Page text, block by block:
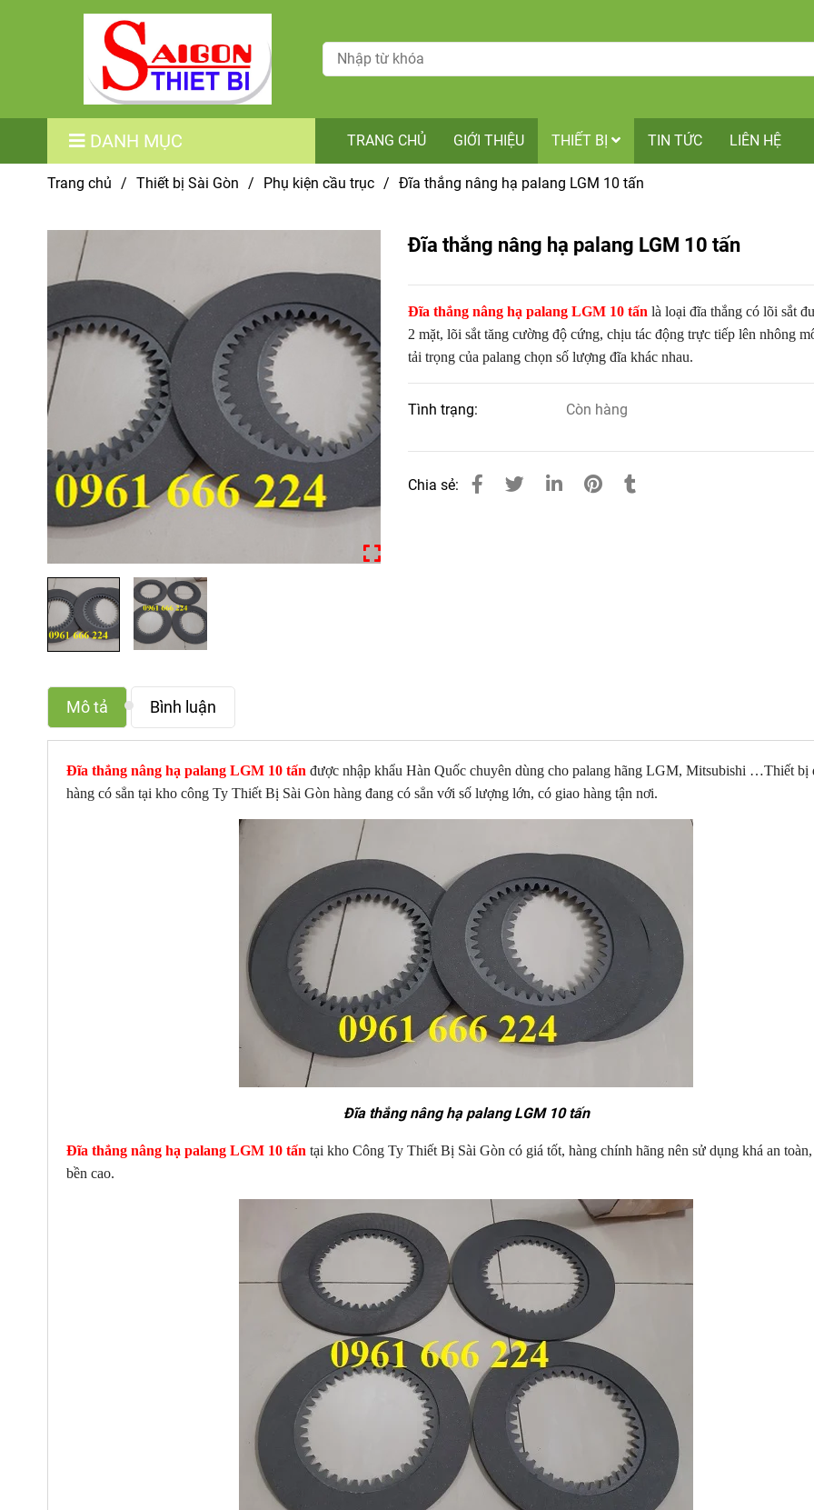
DANH MỤC TRANG CHỦ GIỚI THIỆU THIẾT BỊ TIN TỨC LIÊN HỆ
Trang chủ / Thiết bị Sài Gòn / Phụ kiện cầu trục / Đĩa thắng nâng hạ palang LGM 10 tấn
Đĩa thắng nâng hạ palang LGM 10 tấn
Đĩa thắng nâng hạ palang LGM 10 tấn là loại đĩa thắng có lõi sắt
2 mặt, lõi sắt tăng cường độ cứng, chịu tác động trực tiếp lên nhông
tải trọng của palang chọn số lượng đĩa khác nhau.
Tình trạng: Còn hàng
Chia sẻ:
Mô tả Bình luận
Đĩa thắng nâng hạ palang LGM 10 tấn được nhập khẩu Hàn Quốc chuyên dùng cho palang hãng LGM, Mitsubishi …Thiết bị
hàng có sẳn tại kho công Ty Thiết Bị Sài Gòn hàng đang có sẳn với số lượng lớn, có giao hàng tận nơi.
Đĩa thắng nâng hạ palang LGM 10 tấn
Đĩa thắng nâng hạ palang LGM 10 tấn tại kho Công Ty Thiết Bị Sài Gòn có giá tốt, hàng chính hãng nên sử dụng khá an
bền cao.
Ray C cầu trục 30x32 mm Con lăn treo cáp ray C